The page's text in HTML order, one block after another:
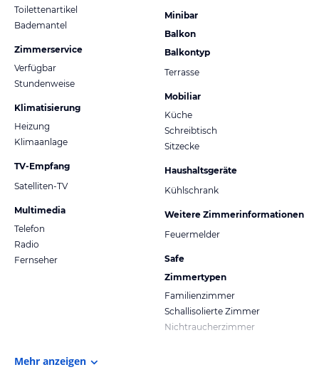
Toilettenartikel
Bademantel
Zimmerservice
Verfügbar
Stundenweise
Klimatisierung
Heizung
Klimaanlage
TV-Empfang
Satelliten-TV
Multimedia
Telefon
Radio
Fernseher
Minibar
Balkon
Balkontyp
Terrasse
Mobiliar
Küche
Schreibtisch
Sitzecke
Haushaltsgeräte
Kühlschrank
Weitere Zimmerinformationen
Feuermelder
Safe
Zimmertypen
Familienzimmer
Schallisolierte Zimmer
Nichtraucherzimmer
Mehr anzeigen